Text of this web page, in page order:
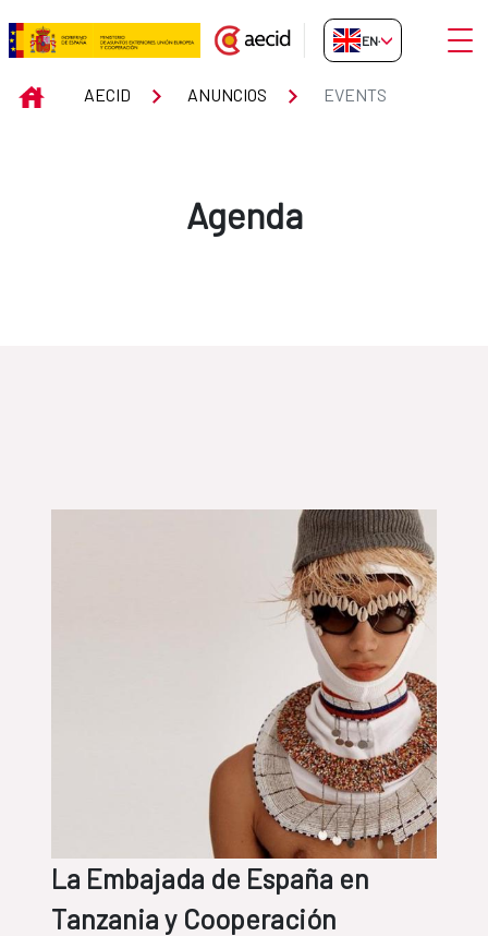
Skip to Main Content
Events
EN-GB
INICIOAECID ANUNCIOS EVENTS
Agenda
La Embajada de España en
Tanzania y Cooperación